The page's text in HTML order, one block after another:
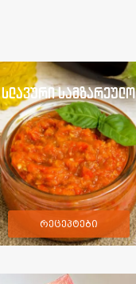
სლავური სამზარეულო
რეცეპტები